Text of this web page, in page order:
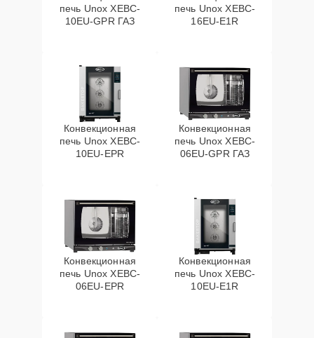
печь Unox XEBC-
10EU-GPR ГАЗ
печь Unox XEBC-
16EU-E1R
Конвекционная
печь Unox XEBC-
10EU-EPR
Конвекционная
печь Unox XEBC-
06EU-GPR ГАЗ
Конвекционная
печь Unox XEBC-
06EU-EPR
Конвекционная
печь Unox XEBC-
10EU-E1R